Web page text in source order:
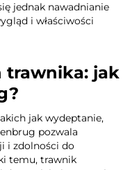
jednak nawadnianie
i właściwości
trawnika: jak
jak wydeptanie,
pozwala
i zdolności do
temu, trawnik